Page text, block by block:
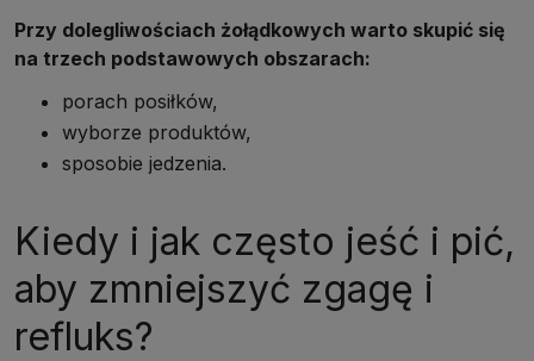
Przy dolegliwościach żołądkowych warto skupić się
na trzech podstawowych obszarach:
porach posiłków,
wyborze produktów,
sposobie jedzenia.
Kiedy i jak często jeść i pić,
aby zmniejszyć zgagę i
refluks?